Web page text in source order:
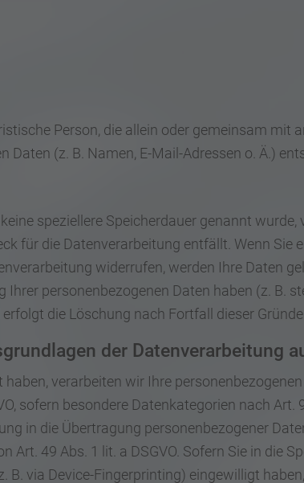
Person, die allein oder gemeinsam mit
(z. B. Namen, E-Mail-Adressen o. Ä.)
speziellere Speicherdauer genannt wurde,
für die Datenverarbeitung entfällt. Wenn Sie
widerrufen, werden Ihre Daten
personenbezogenen Daten haben (z. B.
die Löschung nach Fortfall dieser Gründe.
der Datenverarbeitung
verarbeiten wir Ihre
sofern besondere Datenkategorien nach Art.
in die Übertragung personenbezogener
49 Abs. 1 lit. a DSGVO. Sofern Sie in die
via Device-Fingerprinting) eingewilligt